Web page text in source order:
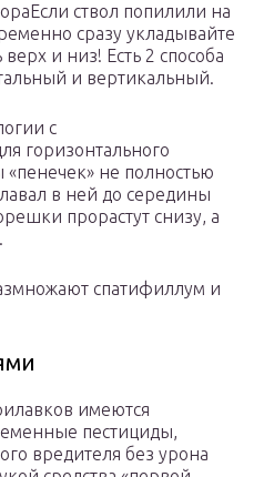
ствол попилили на
сразу укладывайте
и низ! Есть 2 способа
и вертикальный.
с
горизонтального
«пенечек» не полностью
в ней до середины
прорастут снизу, а
спатифиллум и
имеются
пестициды,
вредителя без урона